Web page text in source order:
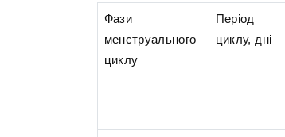
Фази
менструального
циклу
Період
циклу, дні